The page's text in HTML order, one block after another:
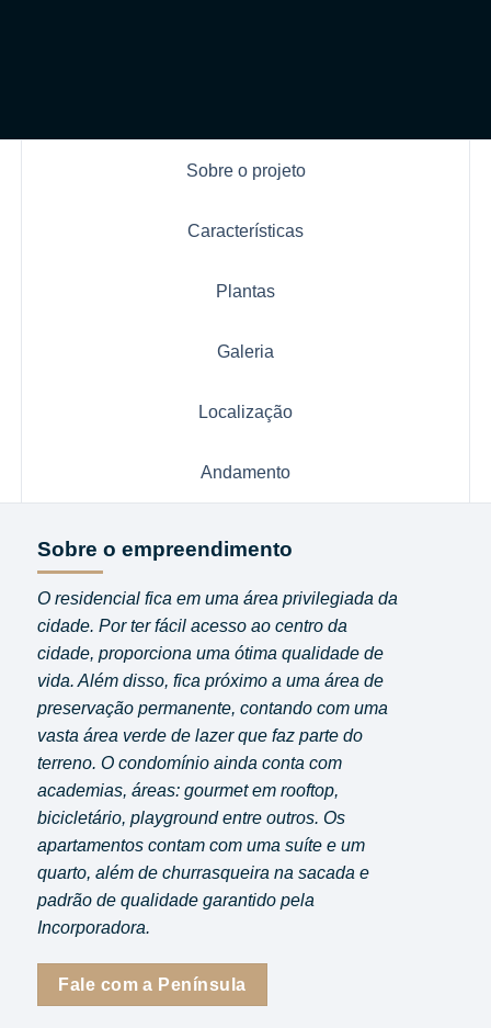
Sobre o projeto
Características
Plantas
Galeria
Localização
Andamento
Sobre o empreendimento
O residencial fica em uma área privilegiada da
cidade. Por ter fácil acesso ao centro da
cidade, proporciona uma ótima qualidade de
vida. Além disso, fica próximo a uma área de
preservação permanente, contando com uma
vasta área verde de lazer que faz parte do
terreno. O condomínio ainda conta com
academias, áreas: gourmet em rooftop,
bicicletário, playground entre outros. Os
apartamentos contam com uma suíte e um
quarto, além de churrasqueira na sacada e
padrão de qualidade garantido pela
Incorporadora.
Fale com a Península